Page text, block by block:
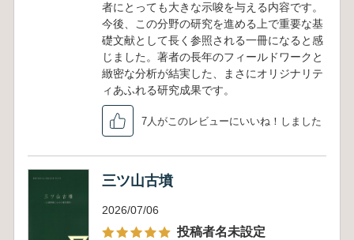
者にとっても大きな示唆を与える内容です。
今後、この分野の研究を進める上で重要な基
礎文献として長く参照される一冊になると感
じました。著者の長年のフィールドワークと
緻密な分析が結実した、まさにオリジナリテ
ィあふれる研究成果です。
7人がこのレビューにいいね！しました
三ツ山古墳
2026/07/06
投稿者名未設定